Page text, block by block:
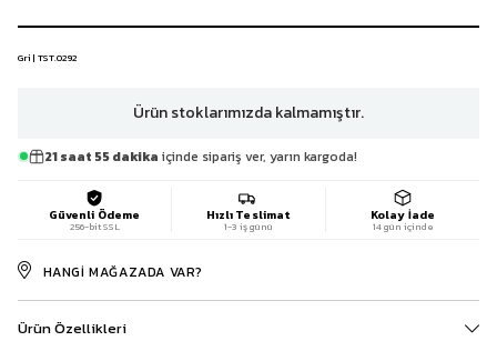
Gri | TST.0292
Ürün stoklarımızda kalmamıştır.
21 saat 55 dakika içinde sipariş ver, yarın kargoda!
Güvenli Ödeme
256-bit SSL
Hızlı Teslimat
1-3 iş günü
Kolay İade
14 gün içinde
HANGI MAĞAZADA VAR?
Ürün Özellikleri